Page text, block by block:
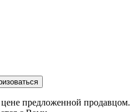
предложенной продавцом.